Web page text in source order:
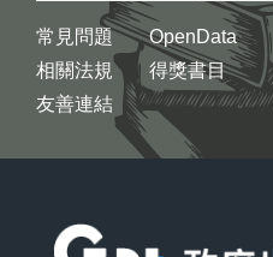
常見問題
相關法規
友善連結
OpenData
得獎書目